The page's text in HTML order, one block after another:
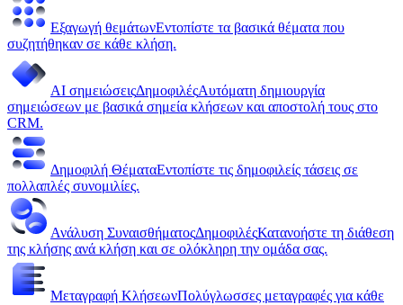
Εξαγωγή θεμάτωνΕντοπίστε τα βασικά θέματα που
συζητήθηκαν σε κάθε κλήση.
AI σημειώσειςΔημοφιλέςΑυτόματη δημιουργία
σημειώσεων με βασικά σημεία κλήσεων και αποστολή τους στο
CRM.
Δημοφιλή ΘέματαΕντοπίστε τις δημοφιλείς τάσεις σε
πολλαπλές συνομιλίες.
Ανάλυση ΣυναισθήματοςΔημοφιλέςΚατανοήστε τη διάθεση
της κλήσης ανά κλήση και σε ολόκληρη την ομάδα σας.
Μεταγραφή ΚλήσεωνΠολύγλωσσες μεταγραφές για κάθε